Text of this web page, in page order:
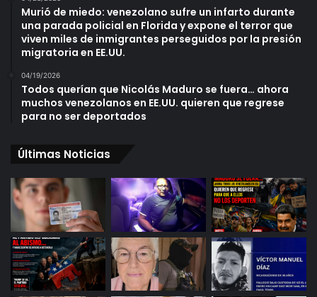
Murió de miedo: venezolano sufre un infarto durante
una parada policial en Florida y expone el terror que
viven miles de inmigrantes perseguidos por la presión
migratoria en EE.UU.
04/19/2026
Todos querían que Nicolás Maduro se fuera… ahora
muchos venezolanos en EE.UU. quieren que regrese
para no ser deportados
Últimas Noticias